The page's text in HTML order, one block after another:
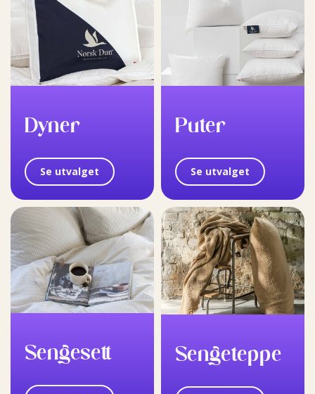
Dyner
Se utvalget
Puter
Se utvalget
Sengesett Sengeteppe